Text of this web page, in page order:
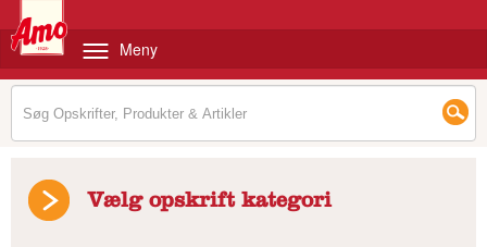
Meny
Vælg opskrift kategori